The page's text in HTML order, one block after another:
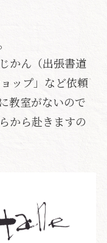
かん（出張書道
ップ」など依頼
教室がないので
から赴きますの